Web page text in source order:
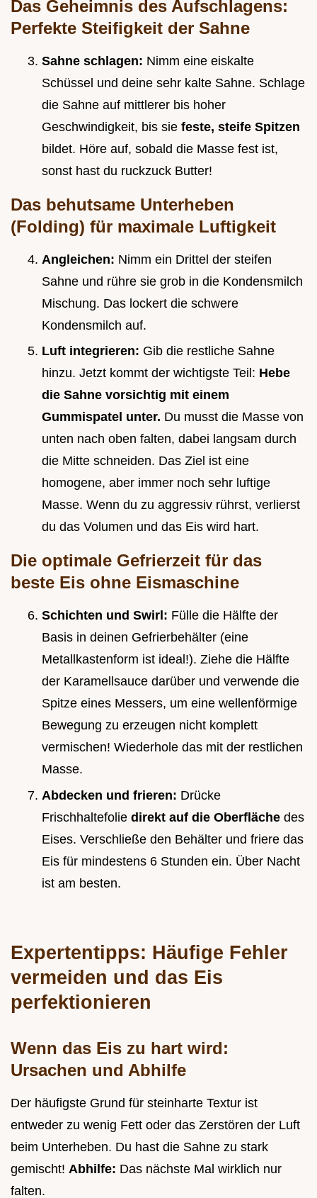
Das Geheimnis des Aufschlagens:
Perfekte Steifigkeit der Sahne
Sahne schlagen: Nimm eine eiskalte
Schüssel und deine sehr kalte Sahne. Schlage
die Sahne auf mittlerer bis hoher
Geschwindigkeit, bis sie feste, steife Spitzen
bildet. Höre auf, sobald die Masse fest ist,
sonst hast du ruckzuck Butter!
Das behutsame Unterheben
(Folding) für maximale Luftigkeit
Angleichen: Nimm ein Drittel der steifen
Sahne und rühre sie grob in die Kondensmilch
Mischung. Das lockert die schwere
Kondensmilch auf.
Luft integrieren: Gib die restliche Sahne
hinzu. Jetzt kommt der wichtigste Teil: Hebe
die Sahne vorsichtig mit einem
Gummispatel unter. Du musst die Masse von
unten nach oben falten, dabei langsam durch
die Mitte schneiden. Das Ziel ist eine
homogene, aber immer noch sehr luftige
Masse. Wenn du zu aggressiv rührst, verlierst
du das Volumen und das Eis wird hart.
Die optimale Gefrierzeit für das
beste Eis ohne Eismaschine
Schichten und Swirl: Fülle die Hälfte der
Basis in deinen Gefrierbehälter (eine
Metallkastenform ist ideal!). Ziehe die Hälfte
der Karamellsauce darüber und verwende die
Spitze eines Messers, um eine wellenförmige
Bewegung zu erzeugen nicht komplett
vermischen! Wiederhole das mit der restlichen
Masse.
Abdecken und frieren: Drücke
Frischhaltefolie direkt auf die Oberfläche des
Eises. Verschließe den Behälter und friere das
Eis für mindestens 6 Stunden ein. Über Nacht
ist am besten.
Expertentipps: Häufige Fehler
vermeiden und das Eis
perfektionieren
Wenn das Eis zu hart wird:
Ursachen und Abhilfe
Der häufigste Grund für steinharte Textur ist
entweder zu wenig Fett oder das Zerstören der Luft
beim Unterheben. Du hast die Sahne zu stark
gemischt! Abhilfe: Das nächste Mal wirklich nur
falten.